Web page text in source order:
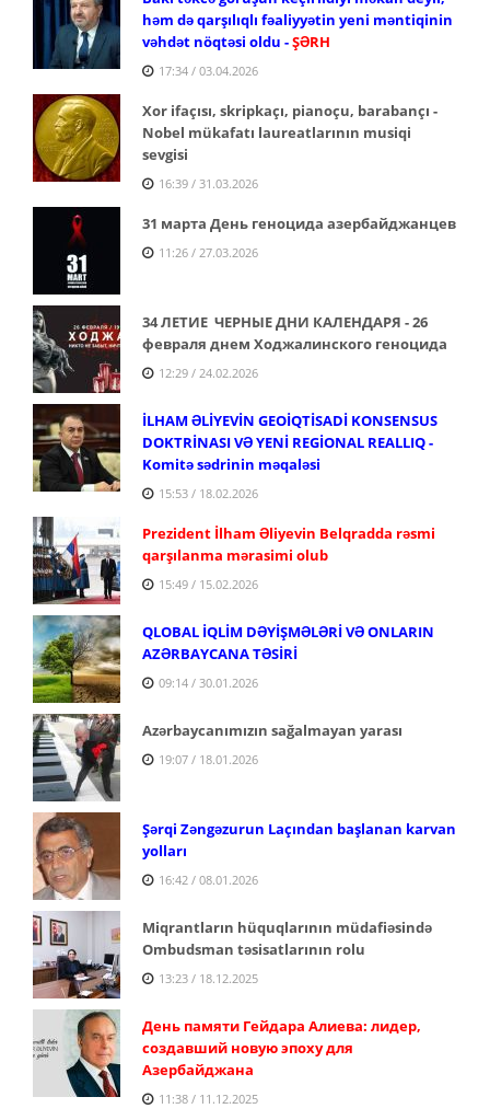
həm də qarşılıqlı fəaliyyətin yeni məntiqinin
vəhdət nöqtəsi oldu -ŞƏRH
17:34 / 03.04.2026
Xor ifaçısı, skripkaçı, pianoçu, barabançı -
Nobel mükafatı laureatlarının musiqi
sevgisi
16:39 / 31.03.2026
31 марта День геноцида азербайджанцев
11:26 / 27.03.2026
34 ЛЕТИЕ ЧЕРНЫЕ ДНИ КАЛЕНДАРЯ - 26
февраля днем Ходжалинского геноцида
12:29 / 24.02.2026
İLHAM ƏLİYEVİN GEOİQTİSADİ KONSENSUS
DOKTRİNASI VƏ YENİ REGİONAL REALLIQ -
Komitə sədrinin məqaləsi
15:53 / 18.02.2026
Prezident İlham Əliyevin Belqradda rəsmi
qarşılanma mərasimi olub
15:49 / 15.02.2026
QLOBAL İQLİM DƏYİŞMƏLƏRİ VƏ ONLARIN
AZƏRBAYCANA TƏSİRİ
09:14 / 30.01.2026
Azərbaycanımızın sağalmayan yarası
19:07 / 18.01.2026
Şərqi Zəngəzurun Laçından başlanan karvan
yolları
16:42 / 08.01.2026
Miqrantların hüquqlarının müdafiəsində
Ombudsman təsisatlarının rolu
13:23 / 18.12.2025
День памяти Гейдара Алиева: лидер,
создавший новую эпоху для
Азербайджана
11:38 / 11.12.2025